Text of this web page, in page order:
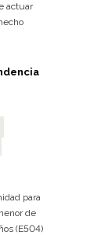
actuar
para
de
(E504)